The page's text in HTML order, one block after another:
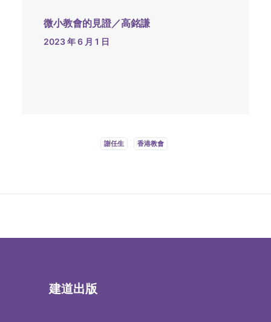
微小教會的見證／高銘謙
2023 年 6 月 1 日
謝任生 香港教會
建道出版